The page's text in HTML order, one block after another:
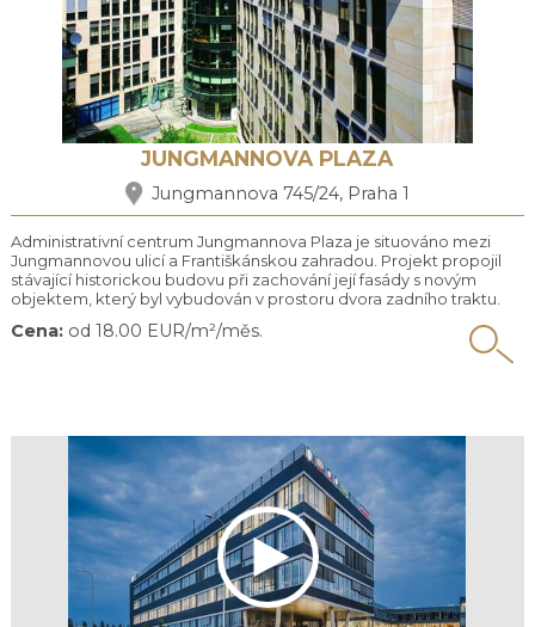
JUNGMANNOVA PLAZA
Jungmannova 745/24, Praha 1
Administrativní centrum Jungmannova Plaza je situováno mezi
Jungmannovou ulicí a Františkánskou zahradou. Projekt propojil
stávající historickou budovu při zachování její fasády s novým
objektem, který byl vybudován v prostoru dvora zadního traktu.
Objekt se skládá ze 3 podzemních pater, sníženého přízemí a
šesti nadzemních podlaží. Nová část budovy je obložena
Cena: od 18.00 EUR/m²/měs.